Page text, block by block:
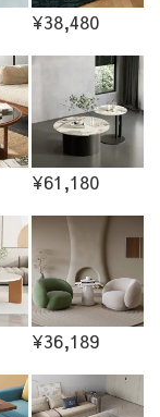
¥38,480
¥61,180
¥36,189